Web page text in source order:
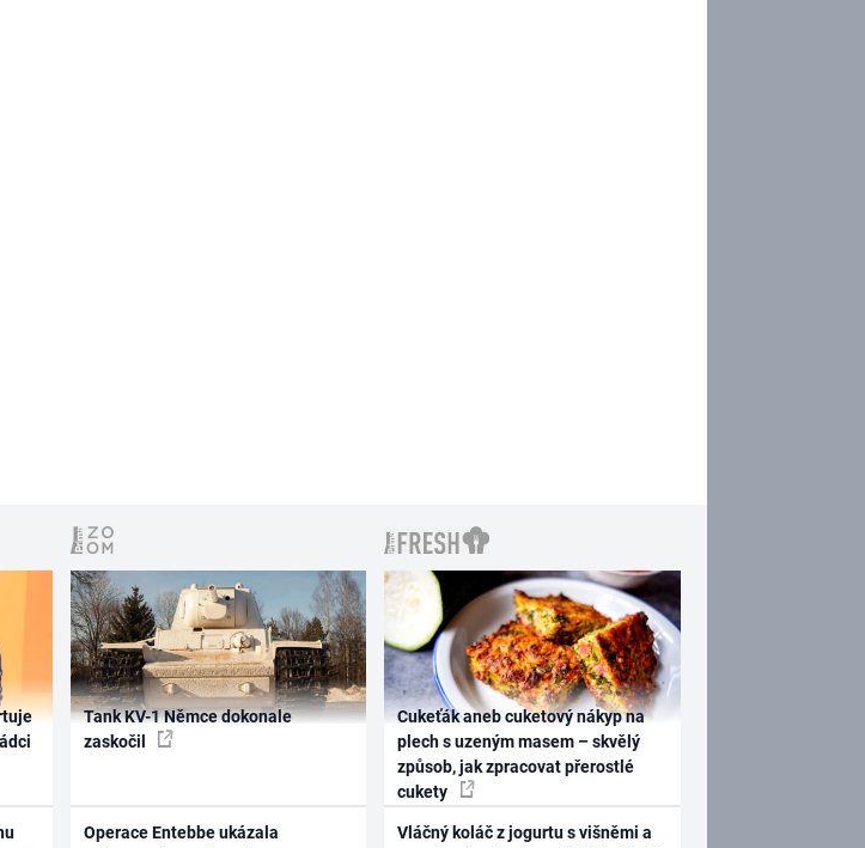
Tank KV-1 Němce dokonale
zaskočil
Operace Entebbe ukázala
Cukeťák aneb cuketový nákyp na
plech s uzeným masem – skvělý
způsob, jak zpracovat přerostlé
cukety
Vláčný koláč z jogurtu s višněmi a